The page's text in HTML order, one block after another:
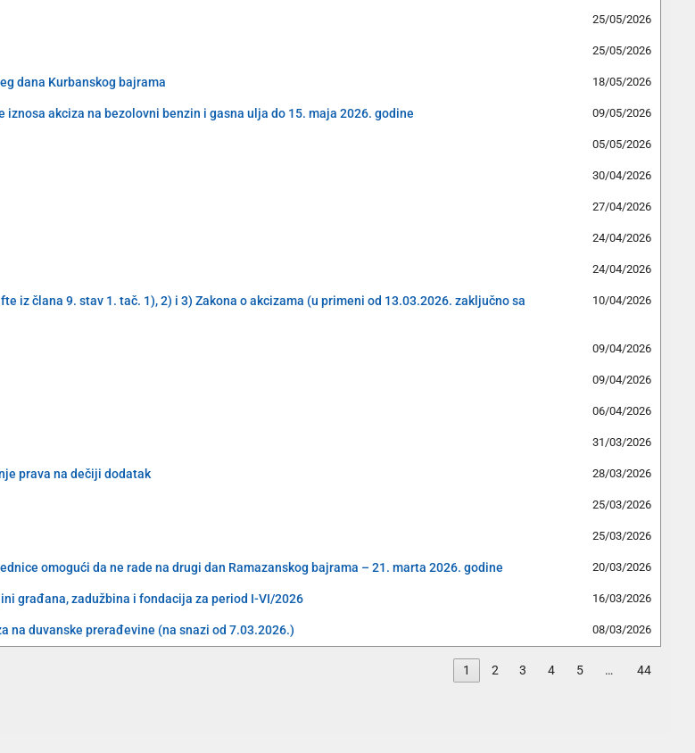
25/05/2026
25/05/2026
dana Kurbanskog bajrama 18/05/2026
akciza na bezolovni benzin i gasna ulja do 15. maja 2026. godine 09/05/2026
05/05/2026
30/04/2026
27/04/2026
24/04/2026
24/04/2026
iz člana 9. stav 1. tač. 1), 2) i 3) Zakona o akcizama (u primeni od 13.03.2026. zaključno sa
10/04/2026
09/04/2026
09/04/2026
06/04/2026
31/03/2026
prava na dečiji dodatak 28/03/2026
25/03/2026
25/03/2026
omogući da ne rade na drugi dan Ramazanskog bajrama – 21. marta 2026. godine 20/03/2026
građana, zadužbina i fondacija za period I-VI/2026 16/03/2026
na duvanske prerađevine (na snazi od 7.03.2026.) 08/03/2026
1 2 3 4 5 … 44